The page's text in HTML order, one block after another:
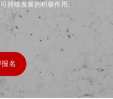
持续发展的积极作用。
名